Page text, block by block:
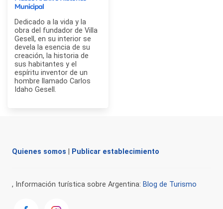
Municipal
Dedicado a la vida y la
obra del fundador de Villa
Gesell, en su interior se
devela la esencia de su
creación, la historia de
sus habitantes y el
espíritu inventor de un
hombre llamado Carlos
Idaho Gesell.
Quienes somos Publicar establecimiento
, Información turística sobre Argentina: Blog de Turismo